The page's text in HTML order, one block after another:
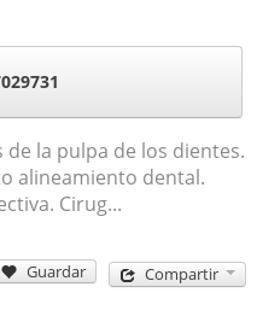
la pulpa de los dientes.
alineamiento dental.
Cirug...
Guardar Compartir